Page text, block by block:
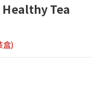
Healthy Tea
盒)